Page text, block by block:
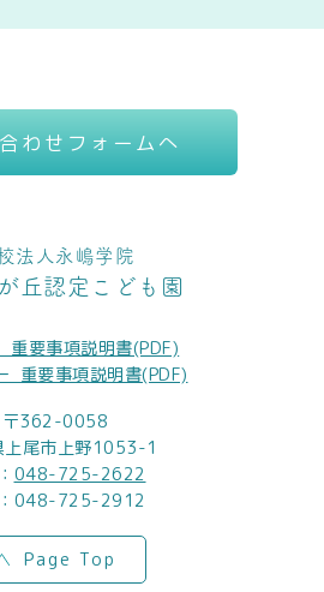
わせフォームへ
法人永嶋学院
丘認定こども園
重要事項説明書(PDF)
_重要事項説明書(PDF)
〒362-0058
上尾市上野1053-1
048-725-2622
048-725-2912
Page Top